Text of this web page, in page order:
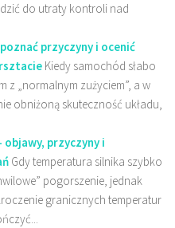
do utraty kontroli nad
przyczyny i ocenić
Kiedy samochód słabo
z „normalnym zużyciem”, a w
obniżoną skuteczność układu,
przyczyny i
Gdy temperatura silnika szybko
pogorszenie, jednak
granicznych temperatur